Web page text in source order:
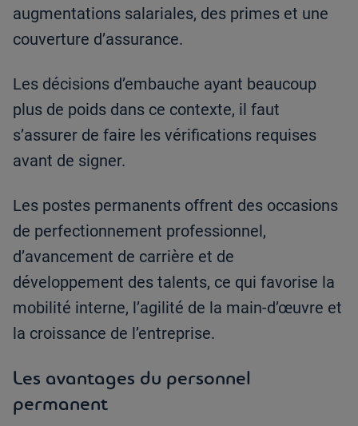
augmentations salariales, des primes et une
couverture d’assurance.
Les décisions d’embauche ayant beaucoup
plus de poids dans ce contexte, il faut
s’assurer de faire les vérifications requises
avant de signer.
Les postes permanents offrent des occasions
de perfectionnement professionnel,
d’avancement de carrière et de
développement des talents, ce qui favorise la
mobilité interne, l’agilité de la main-d’œuvre et
la croissance de l’entreprise.
Les avantages du personnel
permanent